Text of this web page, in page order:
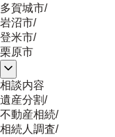
多賀城市/
岩沼市/
登米市/
栗原市
相談内容
遺産分割/
不動産相続/
相続人調査/